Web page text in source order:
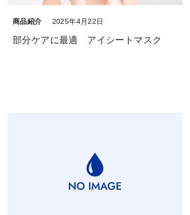
商品紹介 2025年4月22日
部分ケアに最適 アイシートマスク